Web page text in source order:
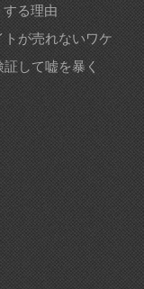
る理由
が売れないワケ
して嘘を暴く